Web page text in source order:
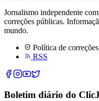
Jornalismo independente
correções públicas.
mundo.
Política de correções
RSS
Boletim diário do